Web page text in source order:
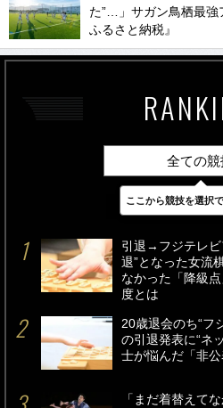
た”…」サガン鳥栖最強
ふるさと納税』
全ての競
最新 24時間
引退→フジテレビ
退”となった女流
なかった「降級
度とは
20歳退会のち“フ
の引退発表に“ネ
士が悩んだ「非
「まだ着替えて
ここから競技を選択